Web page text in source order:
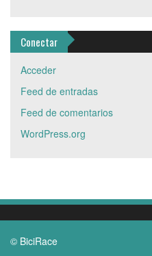
Conectar
Acceder
Feed de entradas
Feed de comentarios
WordPress.org
© BiciRace